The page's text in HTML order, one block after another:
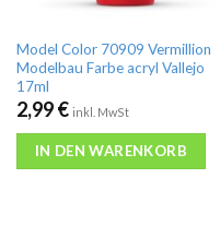
Model Color 70909 Vermillion
Modelbau Farbe acryl Vallejo
17ml
2,99€ inkl. MwSt
IN DEN WARENKORB